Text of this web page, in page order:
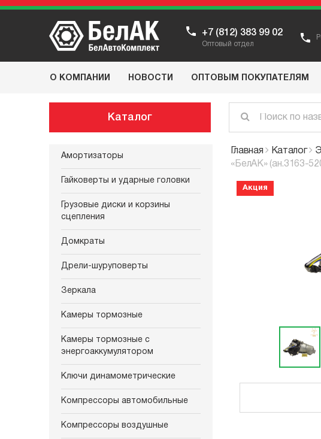
+7 (812) 383 99 02
Оптовый отдел
О КОМПАНИИ НОВОСТИ ОПТОВЫМ ПОКУПАТЕЛЯМ
Каталог
Амортизаторы
Гайковерты и ударные головки
Грузовые диски и корзины
сцепления
Домкраты
Дрели-шуруповерты
Зеркала
Камеры тормозные
Камеры тормозные с
энергоаккумулятором
Ключи динамометрические
Компрессоры автомобильные
Компрессоры воздушные
Главная Каталог
«БелАК» (ан.3163-
Акция